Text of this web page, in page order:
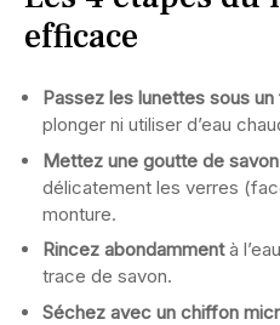
efficace
Passez les lunettes sous un
plonger ni utiliser d’eau
Mettez une goutte de
délicatement les verres
monture.
Rincez abondammentà
trace de savon.
Séchez avec un chiffon